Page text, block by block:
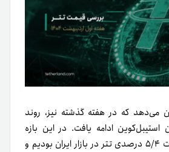
می‌دهد که در هفته گذشته نیز، روند
استیبل‌کوین ادامه یافت. در این بازه
و